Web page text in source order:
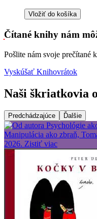
Vložiť do košíka
Čítané knihy nám
Pošlite nám svoje prečítané
Vyskúšať Knihovrátok
Naši škriatkovia
Predchádzajúce Ďalšie